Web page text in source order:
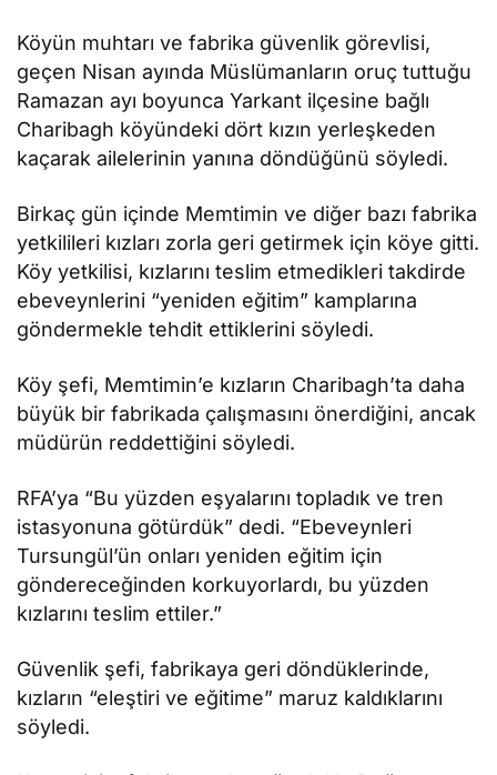
Köyün muhtarı ve fabrika güvenlik görevlisi,
geçen Nisan ayında Müslümanların oruç tuttuğu
Ramazan ayı boyunca Yarkant ilçesine bağlı
Charibagh köyündeki dört kızın yerleşkeden
kaçarak ailelerinin yanına döndüğünü söyledi.
Birkaç gün içinde Memtimin ve diğer bazı fabrika
yetkilileri kızları zorla geri getirmek için köye gitti.
Köy yetkilisi, kızlarını teslim etmedikleri takdirde
ebeveynlerini “yeniden eğitim” kamplarına
göndermekle tehdit ettiklerini söyledi.
Köy şefi, Memtimin’e kızların Charibagh’ta daha
büyük bir fabrikada çalışmasını önerdiğini, ancak
müdürün reddettiğini söyledi.
RFA’ya “Bu yüzden eşyalarını topladık ve tren
istasyonuna götürdük” dedi. “Ebeveynleri
Tursungül’ün onları yeniden eğitim için
göndereceğinden korkuyorlardı, bu yüzden
kızlarını teslim ettiler.”
Güvenlik şefi, fabrikaya geri döndüklerinde,
kızların “eleştiri ve eğitime” maruz kaldıklarını
söyledi.